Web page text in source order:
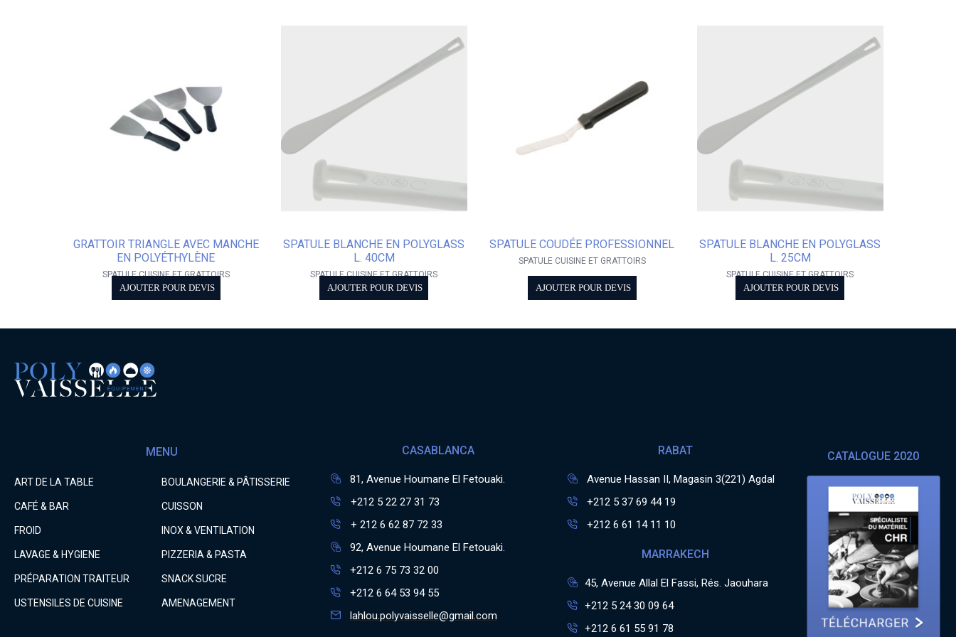
GRATTOIR TRIANGLE AVEC MANCHE
EN POLYÉTHYLÈNE
SPATULE CUISINE ET GRATTOIRS
AJOUTER POUR DEVIS
SPATULE BLANCHE EN POLYGLASS
L. 40CM
SPATULE CUISINE ET GRATTOIRS
AJOUTER POUR DEVIS
SPATULE COUDÉE PROFESSIONNEL
SPATULE CUISINE ET GRATTOIRS
AJOUTER POUR DEVIS
SPATULE BLANCHE EN POLYGLASS
L. 25CM
SPATULE CUISINE ET GRATTOIRS
AJOUTER POUR DEVIS
MENU
ART DE LA TABLE BOULANGERIE & PÂTISSERIE
CAFÉ & BAR CUISSON
FROID INOX & VENTILATION
LAVAGE & HYGIENE PIZZERIA & PASTA
PRÉPARATION TRAITEUR SNACK SUCRE
USTENSILES DE CUISINE AMENAGEMENT
CASABLANCA
81, Avenue Houmane El Fetouaki.
+212 5 22 27 31 73
+ 212 6 62 87 72 33
92, Avenue Houmane El Fetouaki.
+212 6 75 73 32 00
+212 6 64 53 94 55
lahlou.polyvaisselle@gmail.com
RABAT
Avenue Hassan II, Magasin 3(221) Agdal
+212 5 37 69 44 19
+212 6 61 14 11 10
MARRAKECH
45, Avenue Allal El Fassi, Rés. Jaouhara
+212 5 24 30 09 64
+212 6 61 55 91 78
CATALOGUE 2020